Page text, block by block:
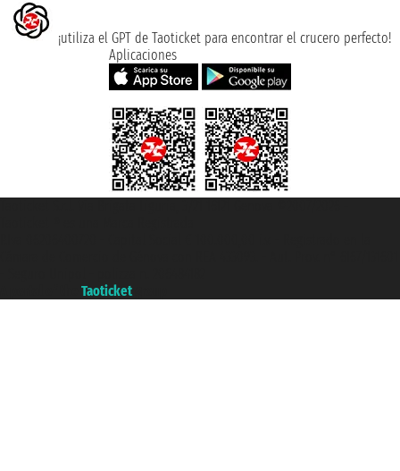
¡utiliza el GPT de Taoticket para encontrar el crucero perfecto!
Aplicaciones
Taoticket